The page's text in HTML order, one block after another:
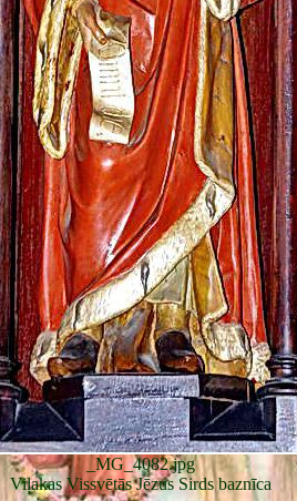
_MG_4082.jpg
Viļakas Vissvētās Jēzus Sirds baznīca